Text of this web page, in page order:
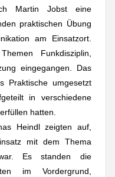
Martin Jobst eine
praktischen Übung
am Einsatzort.
Funkdisziplin,
eingegangen. Das
Praktische umgesetzt
in verschiedene
hatten.
Heindl zeigten auf,
mit dem Thema
Es standen die
im Vordergrund,